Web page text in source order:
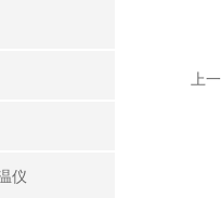
仪
上